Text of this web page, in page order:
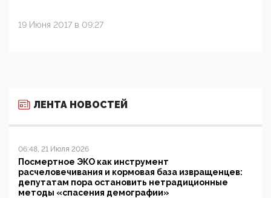
19 Июня 2017 в 09:27
ЛЕНТА НОВОСТЕЙ
06:48, 21 Июля 2026
Посмертное ЭКО как инструмент
расчеловечивания и кормовая база извращенцев:
депутатам пора остановить нетрадиционные
методы «спасения демографии»